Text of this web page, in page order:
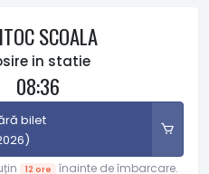
SCOALA
in statie
08:36
bilet
12 ore înainte de îmbarcare.